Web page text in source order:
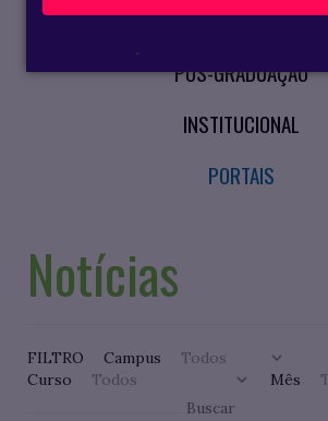
.
CURSOS PRESENCIAIS
PÓS-GRADUAÇÃO
INSTITUCIONAL
PORTAIS
Notícias
FILTRO
Campus
Curso
Mês